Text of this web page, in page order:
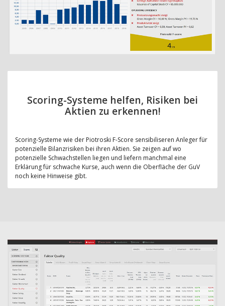
Scoring-Systeme helfen, Risiken bei
Aktien zu erkennen!
Scoring-Systeme wie der Piotroski F-Score sensibiliseren Anleger für
potenzielle Bilanzrisiken bei ihren Aktien. Sie zeigen auf wo
potenzielle Schwachstellen liegen und liefern manchmal eine
Erklärung für schwache Kurse, auch wenn die Oberfläche der GuV
noch keine Hinweise gibt.